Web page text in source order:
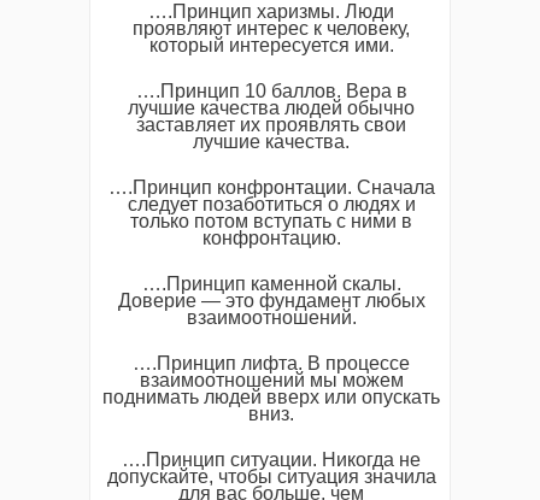
….Принцип харизмы. Люди
проявляют интерес к человеку,
который интересуется ими.
….Принцип 10 баллов. Вера в
лучшие качества людей обычно
заставляет их проявлять свои
лучшие качества.
….Принцип конфронтации. Сначала
следует позаботиться о людях и
только потом вступать с ними в
конфронтацию.
….Принцип каменной скалы.
Доверие — это фундамент любых
взаимоотношений.
….Принцип лифта. В процессе
взаимоотношений мы можем
поднимать людей вверх или опускать
вниз.
….Принцип ситуации. Никогда не
допускайте, чтобы ситуация значила
для вас больше, чем